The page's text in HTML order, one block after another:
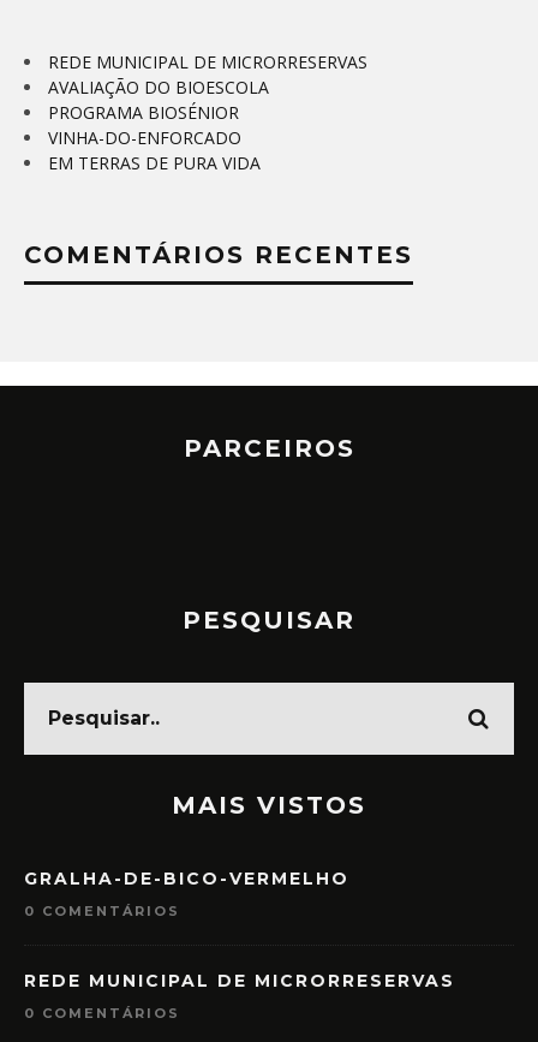
REDE MUNICIPAL DE MICRORRESERVAS
AVALIAÇÃO DO BIOESCOLA
PROGRAMA BIOSÉNIOR
VINHA-DO-ENFORCADO
EM TERRAS DE PURA VIDA
COMENTÁRIOS RECENTES
PARCEIROS
PESQUISAR
MAIS VISTOS
GRALHA-DE-BICO-VERMELHO
0 COMENTÁRIOS
REDE MUNICIPAL DE MICRORRESERVAS
0 COMENTÁRIOS